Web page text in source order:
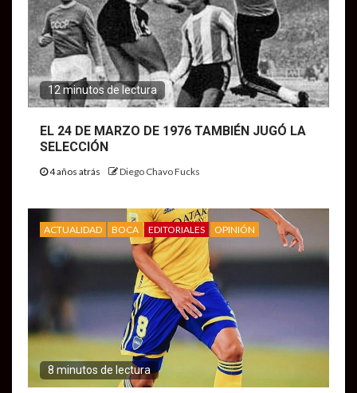
12 minutos de lectura
EL 24 DE MARZO DE 1976 TAMBIÉN JUGÓ LA
SELECCIÓN
4 años atrás Diego Chavo Fucks
ACTUALIDAD BOCA EDITORIALES OPINIÓN
8 minutos de lectura